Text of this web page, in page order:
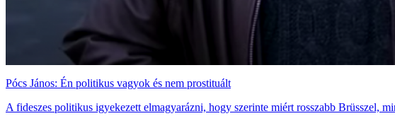
Pócs János: Én politikus vagyok és nem prostituált
A fideszes politikus igyekezett elmagyarázni, hogy szerinte miért rosszabb Brüsszel,